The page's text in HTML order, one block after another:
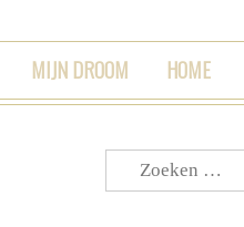
MIJN DROOM HOME
Zoeken
naar: